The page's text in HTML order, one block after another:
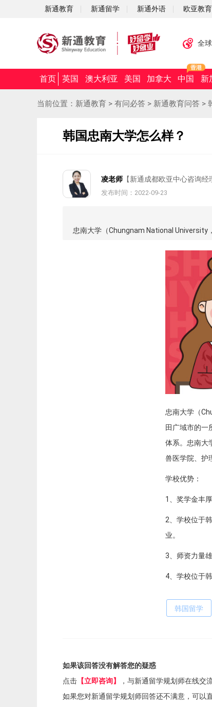
新通教育 新通留学 新通外语 欧亚教育
全
首页 英国 澳大利亚 美国 加拿大 中国 新
当前位置： 新通教育 > 有问必答 > 新通教育问答 >
韩国忠南大学怎么样？
凌老师 【新通成都欧亚中心咨询经
发布时间：2022-09-23
忠南大学（Chungnam National University
忠南大学（
田广域市的一
体系。忠南大
兽医学院、护
学校优势：
1、奖学金丰厚
2、学校位于
业。
3、师资力量
4、学校位于
韩国留学
如果该回答没有解答您的疑惑
点击 【立即咨询】
，与新通留学规划师在线交流
如果您对新通留学规划师回答还不满意，可以